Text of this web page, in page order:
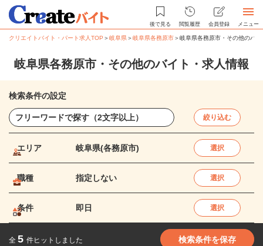
後で見る 閲覧履歴 会員登録 メニュー
クリエイトバイト・パート求人TOP ＞岐阜県＞岐阜県各務原市＞岐阜県各務原市・その他のバ
岐阜県各務原市・その他のバイト・求人情報
検索条件の設定
絞り込む
エリア 岐阜県(各務原市) 選択
職種 指定しない 選択
条件 即日 選択
全 5 件ヒットしました 検索条件を保存